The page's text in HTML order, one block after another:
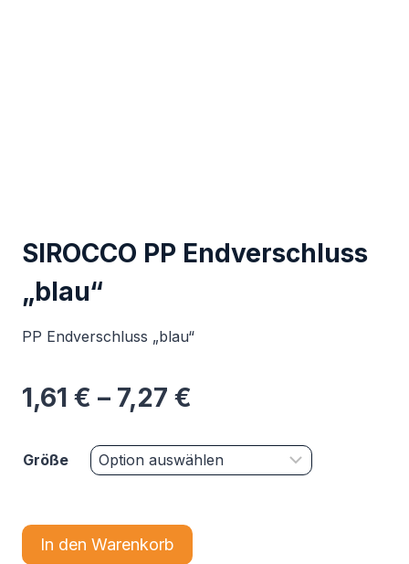
SIROCCO PP Endverschluss
„blau“
PP Endverschluss „blau“
1,61 € – 7,27 €
Größe
In den Warenkorb